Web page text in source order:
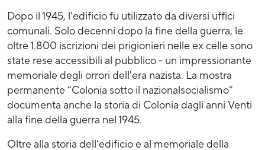
Dopo il 1945, l'edificio fu utilizzato da diversi uffici
comunali. Solo decenni dopo la fine della guerra, le
oltre 1.800 iscrizioni dei prigionieri nelle ex celle sono
state rese accessibili al pubblico - un impressionante
memoriale degli orrori dell'era nazista. La mostra
permanente “Colonia sotto il nazionalsocialismo”
documenta anche la storia di Colonia dagli anni Venti
alla fine della guerra nel 1945.
Oltre alla storia dell'edificio e al memoriale della